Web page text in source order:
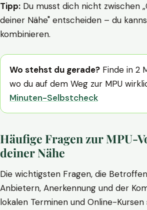
Tipp: Du musst dich nicht zwischen
deiner Nähe" entscheiden – du
kombinieren.
Wo stehst du gerade? Finde in 2
wo du auf dem Weg zur MPU
Minuten-Selbstcheck
Häufige Fragen zur MPU-
deiner Nähe
Die wichtigsten Fragen, die
Anbietern, Anerkennung und der
lokalen Terminen und Online-Kursen